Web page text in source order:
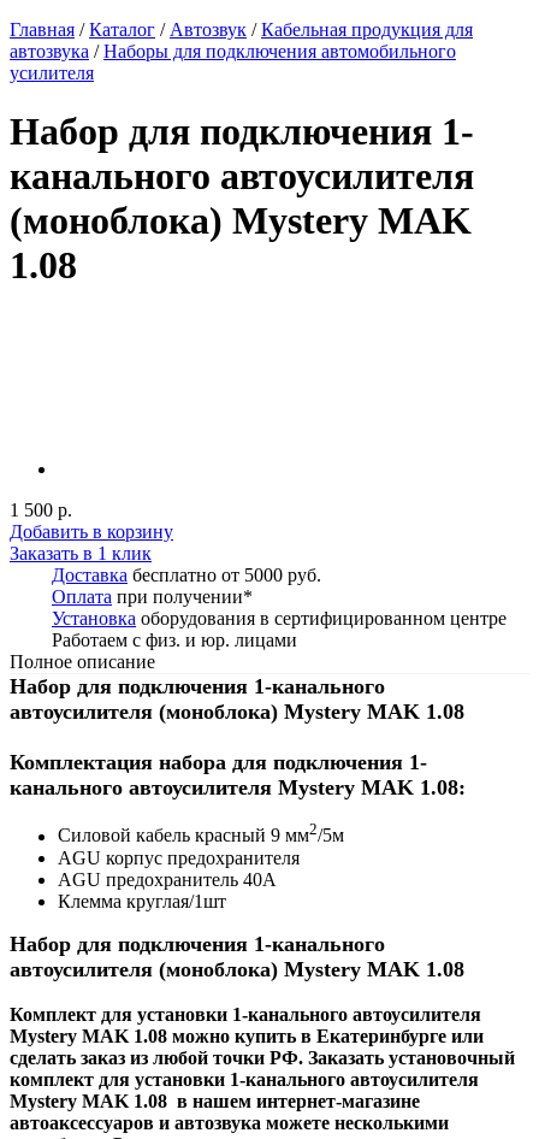
Главная /Каталог / Автозвук /Кабельная продукция для
автозвука /Наборы для подключения автомобильного
усилителя
Набор для подключения 1-
канального автоусилителя
(моноблока) Mystery MAK
1.08
1 500 р.
Добавить в корзину
Заказать в 1 клик
Доставка бесплатно от 5000 руб.
Оплата при получении*
Установка оборудования в сертифицированном центре
Работаем с физ. и юр. лицами
Полное описание
Набор для подключения 1-канального
автоусилителя (моноблока) Mystery MAK 1.08
Комплектация набора для подключения 1-
канального автоусилителя Mystery MAK 1.08:
Силовой кабель красный 9 мм2/5м
AGU корпус предохранителя
AGU предохранитель 40А
Клемма круглая/1шт
Набор для подключения 1-канального
автоусилителя (моноблока) Mystery MAK 1.08
Комплект для установки 1-канального автоусилителя
Mystery MAK 1.08 можно купить в Екатеринбурге или
сделать заказ из любой точки РФ. Заказать установочный
комплект для установки 1-канального автоусилителя
Mystery MAK 1.08 в нашем интернет-магазине
автоаксессуаров и автозвука можете несколькими